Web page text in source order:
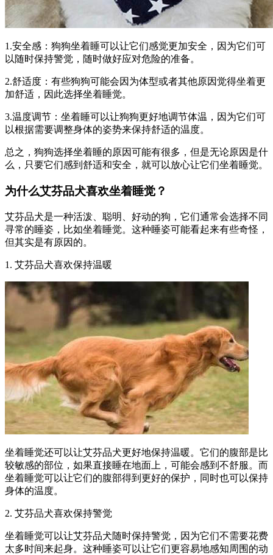
1.安全感：狗狗坐着睡可以让它们感觉更加安全，因为它们可
以随时保持警觉，随时做好应对危险的准备。
2.舒适度：有些狗狗可能会因为体型或者其他原因觉得坐着更
加舒适，因此选择坐着睡觉。
3.温度调节：坐着睡可以让狗狗更好地调节体温，因为它们可
以根据需要调整身体的姿势来保持舒适的温度。
总之，狗狗选择坐着睡的原因可能有很多，但是无论原因是什
么，只要它们感到舒适和安全，就可以放心让它们坐着睡觉。
为什么艾芬品犬喜欢坐着睡觉？
艾芬品犬是一种活泼、聪明、好动的狗，它们通常会选择不同
寻常的睡姿，比如坐着睡觉。这种睡姿可能看起来有些奇怪，
但其实是有原因的。
1. 艾芬品犬喜欢保持温暖
坐着睡觉还可以让艾芬品犬更好地保持温暖。它们的腹部是比
较敏感的部位，如果直接睡在地面上，可能会感到不舒服。而
坐着睡觉可以让它们的腹部得到更好的保护，同时也可以保持
身体的温度。
2. 艾芬品犬喜欢保持警觉
坐着睡觉可以让艾芬品犬随时保持警觉，因为它们不需要花费
太多时间来起身。这种睡姿可以让它们更容易地感知周围的动